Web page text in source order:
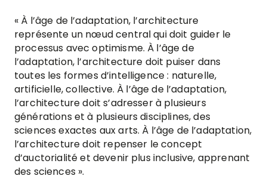
« À l’âge de l’adaptation, l’architecture
représente un nœud central qui doit guider le
processus avec optimisme. À l’âge de
l’adaptation, l’architecture doit puiser dans
toutes les formes d’intelligence : naturelle,
artificielle, collective. À l’âge de l’adaptation,
l’architecture doit s’adresser à plusieurs
générations et à plusieurs disciplines, des
sciences exactes aux arts. À l’âge de l’adaptation,
l’architecture doit repenser le concept
d’auctorialité et devenir plus inclusive, apprenant
des sciences ».